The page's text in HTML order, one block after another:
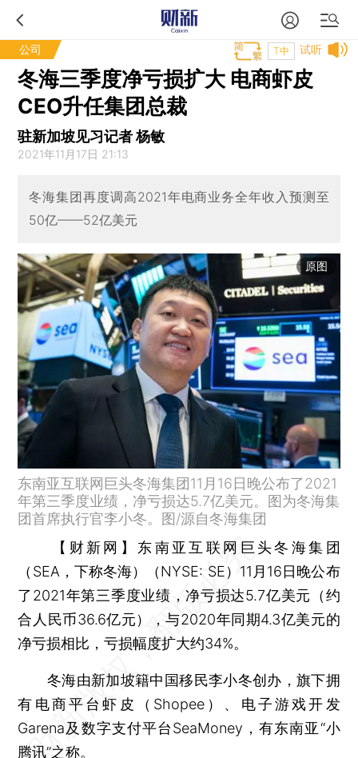
公司 试听
T中
冬海三季度净亏损扩大 电商虾皮
CEO升任集团总裁
驻新加坡见习记者 杨敏
2021年11月17日 21:13
冬海集团再度调高2021年电商业务全年收入预测至
50亿——52亿美元
原图
东南亚互联网巨头冬海集团11月16日晚公布了2021
年第三季度业绩，净亏损达5.7亿美元。图为冬海集
团首席执行官李小冬。图/源自冬海集团
【财新网】 东南亚互联网巨头冬海集团
（SEA，下称冬海）（NYSE: SE）11月16日晚公布
了2021年第三季度业绩，净亏损达5.7亿美元（约
合人民币36.6亿元），与2020年同期4.3亿美元的
净亏损相比，亏损幅度扩大约34%。
冬海由新加坡籍中国移民李小冬创办，旗下拥
有电商平台虾皮（Shopee）、电子游戏开发
Garena及数字支付平台SeaMoney，有东南亚“小
腾讯”之称。